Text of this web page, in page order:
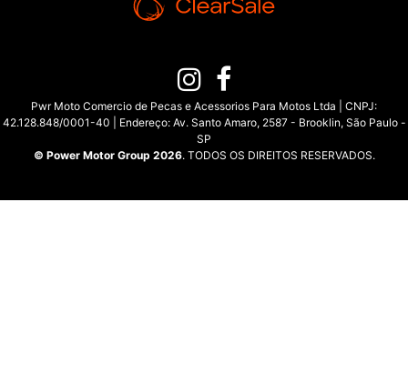
Pwr Moto Comercio de Pecas e Acessorios Para Motos Ltda | CNPJ:
42.128.848/0001-40 | Endereço: Av. Santo Amaro, 2587 - Brooklin, São Paulo -
SP
© Power Motor Group 2026. TODOS OS DIREITOS RESERVADOS.